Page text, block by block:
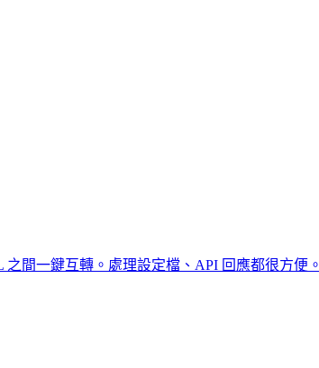
間一鍵互轉。處理設定檔、API 回應都很方便。